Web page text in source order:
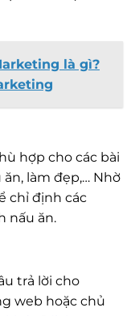
là gì?
hợp cho các bài
làm đẹp,… Nhờ
chỉ định các
nấu ăn.
trả lời cho
web hoặc chủ